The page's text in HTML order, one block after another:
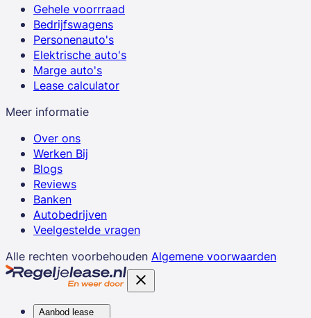
Gehele voorrraad
Bedrijfswagens
Personenauto's
Elektrische auto's
Marge auto's
Lease calculator
Meer informatie
Over ons
Werken Bij
Blogs
Reviews
Banken
Autobedrijven
Veelgestelde vragen
Alle rechten voorbehouden Algemene voorwaarden
Aanbod lease